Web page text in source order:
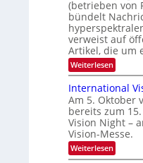
S
c
h
u
h
k
a
r
t
o
n
A
-
M
i
t
g
l
i
e
d
e
r
(betrieben von
bündelt
verweist auf
Artikel, die um
Weiterlesen:
H
m
e
p
a
g
e
‚
International
Am 5. Oktober
bereits zum
Vision Night –
Vision-Messe.
Weiterlesen:
I